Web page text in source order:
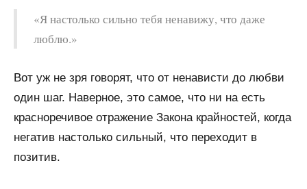
«Я настолько сильно тебя ненавижу, что даже
люблю.»
Вот уж не зря говорят, что от ненависти до любви
один шаг. Наверное, это самое, что ни на есть
красноречивое отражение Закона крайностей, когда
негатив настолько сильный, что переходит в
позитив.